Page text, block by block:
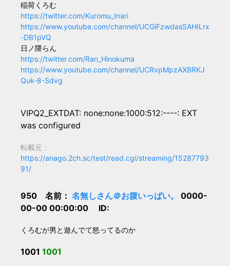
稲荷くろむ
https://twitter.com/Kuromu_Inari
https://www.youtube.com/channel/UCGiFzwdasSAHILrx
-DB1pVQ
日ノ隈らん
https://twitter.com/Ran_Hinokuma
https://www.youtube.com/channel/UCRvpMpzAXBRKJ
Quk-8-Sdvg
VIPQ2_EXTDAT: none:none:1000:512:----: EXT
was configured
転載元：
https://anago.2ch.sc/test/read.cgi/streaming/15287793
91/
950 名前： 名無しさん＠お腹いっぱい。
0000-
00-00 00:00:00 ID:
くろむが男と遊んでて怒ってるのか
1001 1001